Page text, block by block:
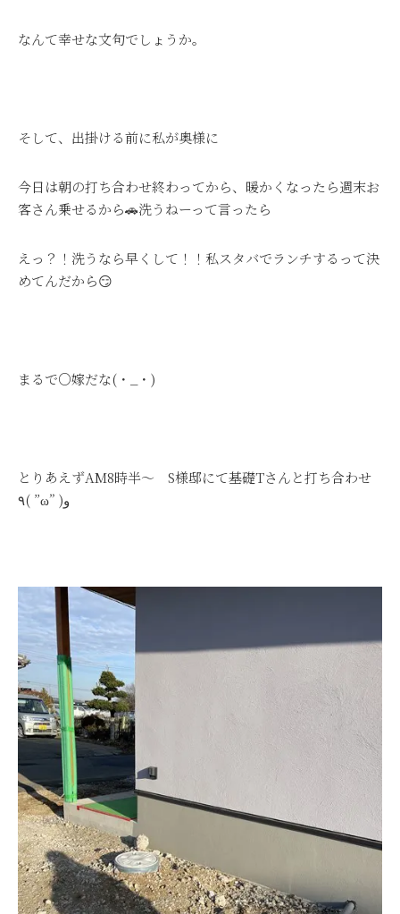
なんて幸せな文句でしょうか。
そして、出掛ける前に私が奥様に
今日は朝の打ち合わせ終わってから、暖かくなったら週末お
客さん乗せるから🚗洗うねーって言ったら
えっ？！洗うなら早くして！！私スタバでランチするって決
めてんだから😏
まるで○嫁だな(・_・)
とりあえずAM8時半～ S様邸にて基礎Tさんと打ち合わせ
٩( ”ω” )و